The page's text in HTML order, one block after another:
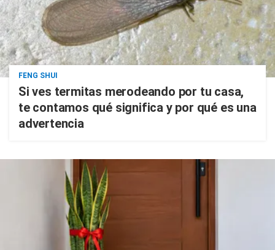
FENG SHUI
Si ves termitas merodeando por tu casa,
te contamos qué significa y por qué es una
advertencia